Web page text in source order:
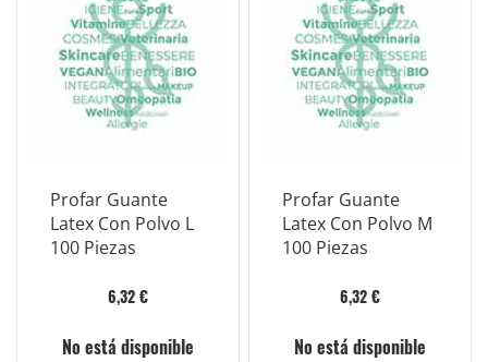
Profar Guante
Latex Con Polvo L
100 Piezas
6,32 €
No está disponible
Profar Guante
Latex Con Polvo M
100 Piezas
6,32 €
No está disponible